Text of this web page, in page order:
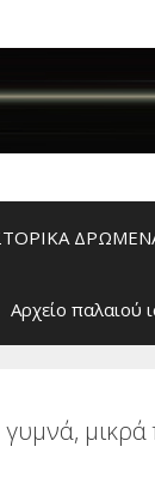
Αρχείο παλαιού
μικρά